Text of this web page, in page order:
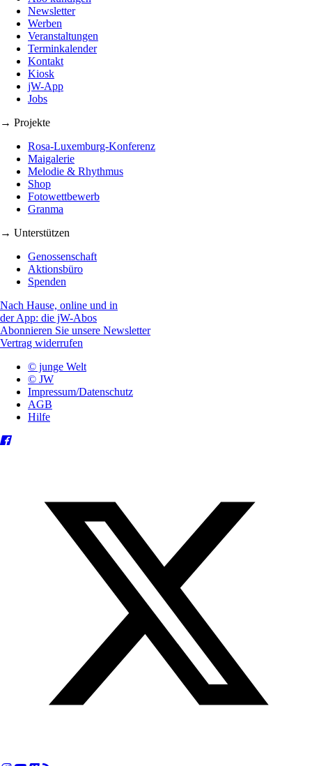
Newsletter
Werben
Veranstaltungen
Terminkalender
Kontakt
Kiosk
jW-App
Jobs
→ Projekte
Rosa-Luxemburg-Konferenz
Maigalerie
Melodie & Rhythmus
Shop
Fotowettbewerb
Granma
→ Unterstützen
Genossenschaft
Aktionsbüro
Spenden
Nach Hause, online und in
der App: die jW-Abos
Abonnieren Sie unsere Newsletter
Vertrag widerrufen
© junge Welt
© JW
Impressum/Datenschutz
AGB
Hilfe